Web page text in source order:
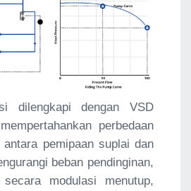
dilengkapi dengan VSD
perbedaan
pemipaan suplai dan
beban pendinginan,
modulasi menutup,